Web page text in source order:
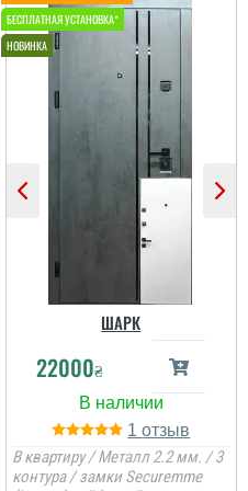
ШАРК
22000₴
1
В квартиру / Металл 2.2 мм. / 3
контура / замки Securemme